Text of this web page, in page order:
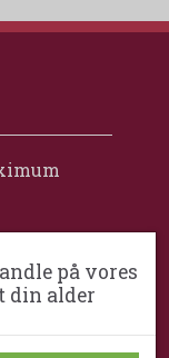
på vores
din alder